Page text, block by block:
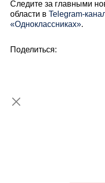
Cледите за главными
области в Telegram-
«Одноклассниках».
Поделиться: